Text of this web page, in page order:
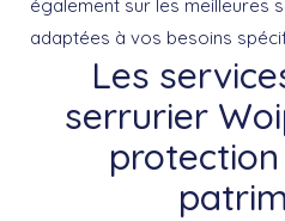
également sur les meilleures
adaptées à vos besoins
Les
serrurier